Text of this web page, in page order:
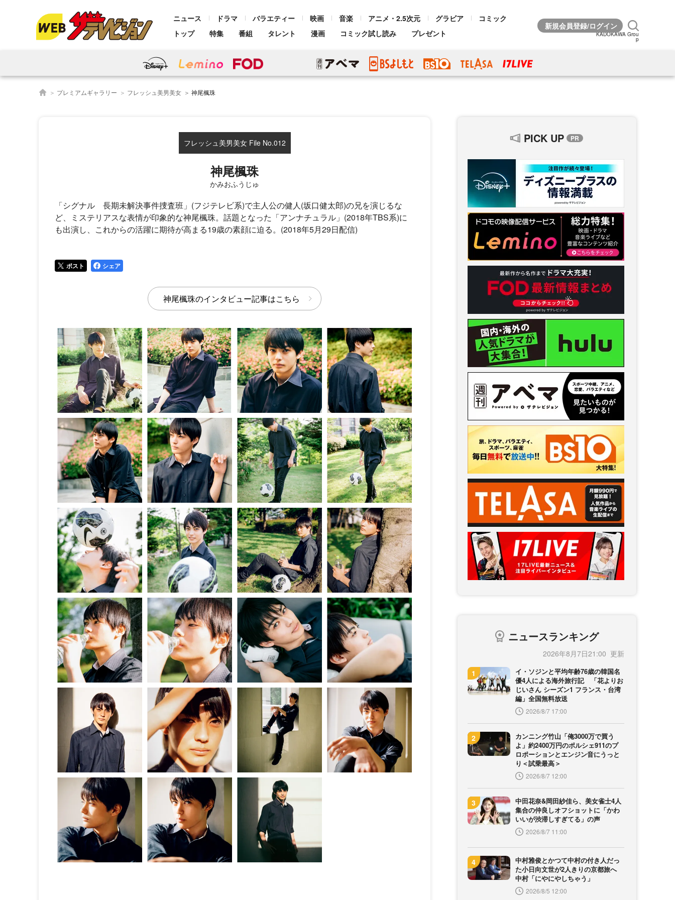
ニュース ドラマ バラエティー 映画 音楽 アニメ・2.5次元 グラビア
コミック
トップ
特集 番組 タレント 漫画 コミック試し読み プレゼント KADOKAWA Grou
p
プレミアムギャラリー フレッシュ美男美女 神尾楓珠
フレッシュ美男美女 File No.012
神尾楓珠
かみおふうじゅ
「シグナル 長期未解決事件捜査班」(フジテレビ系)で主人公の健人(坂口健太郎)の兄を演じるな
ど、ミステリアスな表情が印象的な神尾楓珠。話題となった「アンナチュラル」(2018年TBS系)に
も出演し、これからの活躍に期待が高まる19歳の素顔に迫る。(2018年5月29日配信)
ポスト シェア
神尾楓珠のインタビュー記事はこちら
PICK UP
ニュースランキング
2026年8月7日21:00
イ・ソジンと平均年齢76歳の韓国名
優4人による海外旅行記 「花よりお
じいさん シーズン1 フランス・台湾
編」全国無料放送
2026/8/7 17:00
カンニング竹山「俺3000万で買う
よ」約2400万円のポルシェ911のプ
ロポーションとエンジン音にうっと
り＜試乗最高＞
2026/8/7 12:00
中田花奈&岡田紗佳ら、美女雀士4人
集合の仲良しオフショットに「かわ
いいが渋滞しすぎてる」の声
2026/8/7 11:00
中村雅俊とかつて中村の付き人だっ
た小日向文世が2人きりの京都旅へ
中村「にやにやしちゃう」
2026/8/5 12:00